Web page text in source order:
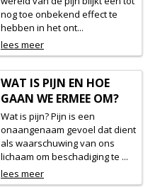
nog toe onbekend effect te
hebben in het ont...
lees meer
WAT IS PIJN EN HOE
GAAN WE ERMEE OM?
Wat is pijn? Pijn is een
onaangenaam gevoel dat dient
als waarschuwing van ons
lichaam om beschadiging te ...
lees meer